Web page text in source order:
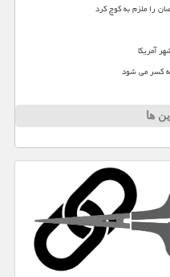
را ملزم به کوچ کرد
آمریکا
کسر می شود
ها